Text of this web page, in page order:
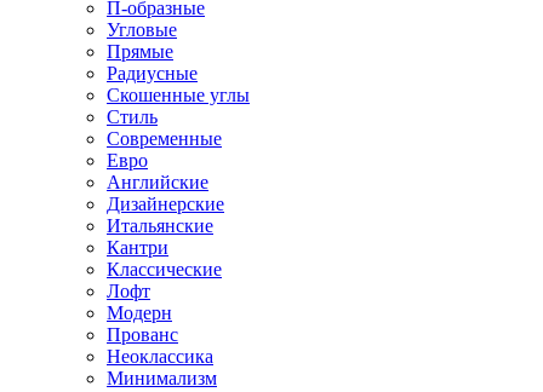
П-образные
Угловые
Прямые
Радиусные
Скошенные углы
Стиль
Современные
Евро
Английские
Дизайнерские
Итальянские
Кантри
Классические
Лофт
Модерн
Прованс
Неоклассика
Минимализм